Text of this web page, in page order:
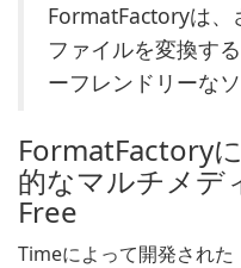
FormatFactoryは、
ファイルを変換す
ーフレンドリーな
FormatFactory
的なマルチメデ
Free
Timeによって開発された